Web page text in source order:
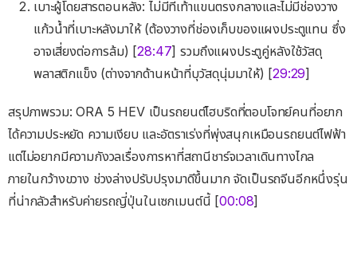
เบาะผู้โดยสารตอนหลัง: ไม่มีที่เท้าแขนตรงกลางและไม่มีช่องวาง
แก้วน้ำที่เบาะหลังมาให้ (ต้องวางที่ช่องเก็บของแผงประตูแทน ซึ่ง
อาจเสี่ยงต่อการล้ม) [28:47] รวมถึงแผงประตูคู่หลังใช้วัสดุ
พลาสติกแข็ง (ต่างจากด้านหน้าที่บุวัสดุนุ่มมาให้) [29:29]
สรุปภาพรวม: ORA 5 HEV เป็นรถยนต์ไฮบริดที่ตอบโจทย์คนที่อยาก
ได้ความประหยัด ความเงียบ และอัตราเร่งที่พุ่งสนุกเหมือนรถยนต์ไฟฟ้า
แต่ไม่อยากมีความกังวลเรื่องการหาที่สถานีชาร์จเวลาเดินทางไกล
ภายในกว้างขวาง ช่วงล่างปรับปรุงมาดีขึ้นมาก จัดเป็นรถจีนอีกหนึ่งรุ่น
ที่น่ากลัวสำหรับค่ายรถญี่ปุ่นในเซกเมนต์นี้ [00:08]